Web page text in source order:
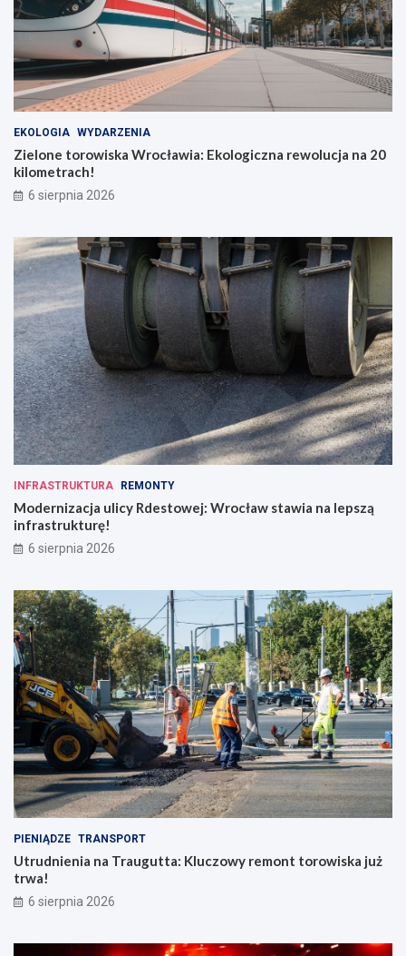
EKOLOGIA WYDARZENIA
Zielone torowiska Wrocławia: Ekologiczna rewolucja na 20
kilometrach!
6 sierpnia 2026
INFRASTRUKTURA REMONTY
Modernizacja ulicy Rdestowej: Wrocław stawia na lepszą
infrastrukturę!
6 sierpnia 2026
PIENIĄDZE TRANSPORT
Utrudnienia na Traugutta: Kluczowy remont torowiska już
trwa!
6 sierpnia 2026